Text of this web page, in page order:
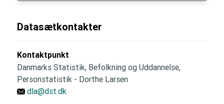
Datasætkontakter
Kontaktpunkt
Danmarks Statistik, Befolkning og Uddannelse,
Personstatistik - Dorthe Larsen
dla@dst.dk